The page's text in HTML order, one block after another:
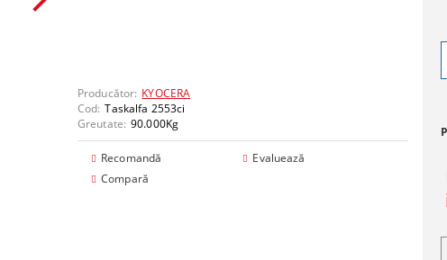
Producător: KYOCERA
Cod: Taskalfa 2553ci
Greutate: 90.000Kg
Recomandă
Evaluează
Compară